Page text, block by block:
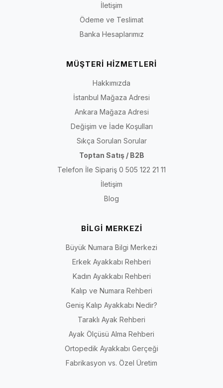
İletişim
Ödeme ve Teslimat
Banka Hesaplarımız
MÜŞTERİ HİZMETLERİ
Hakkımızda
İstanbul Mağaza Adresi
Ankara Mağaza Adresi
Değişim ve İade Koşulları
Sıkça Sorulan Sorular
Toptan Satış / B2B
Telefon İle Sipariş 0 505 122 21 11
İletişim
Blog
BİLGİ MERKEZİ
Büyük Numara Bilgi Merkezi
Erkek Ayakkabı Rehberi
Kadın Ayakkabı Rehberi
Kalıp ve Numara Rehberi
Geniş Kalıp Ayakkabı Nedir?
Taraklı Ayak Rehberi
Ayak Ölçüsü Alma Rehberi
Ortopedik Ayakkabı Gerçeği
Fabrikasyon vs. Özel Üretim